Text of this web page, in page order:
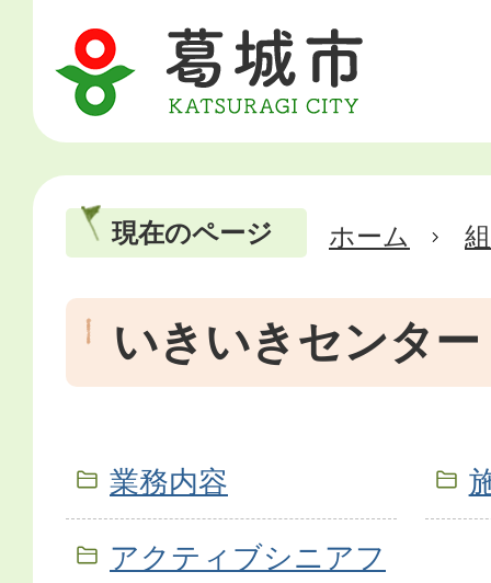
現在のページ ホーム
いきいきセンター
業務内容
アクティブシニアフ